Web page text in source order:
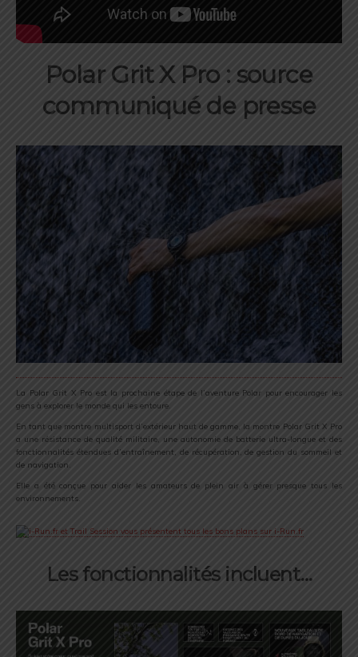
Polar Grit X Pro : source
communiqué de presse
La Polar Grit X Pro est la prochaine étape de l’aventure Polar pour encourager les
gens à explorer le monde qui les entoure.
En tant que montre multisport d’extérieur haut de gamme, la montre Polar Grit X Pro
a une résistance de qualité militaire, une autonomie de batterie ultra-longue et des
fonctionnalités étendues d’entraînement, de récupération, de gestion du sommeil et
de navigation.
Elle a été conçue pour aider les amateurs de plein air à gérer presque tous les
environnements.
Les fonctionnalités incluent…